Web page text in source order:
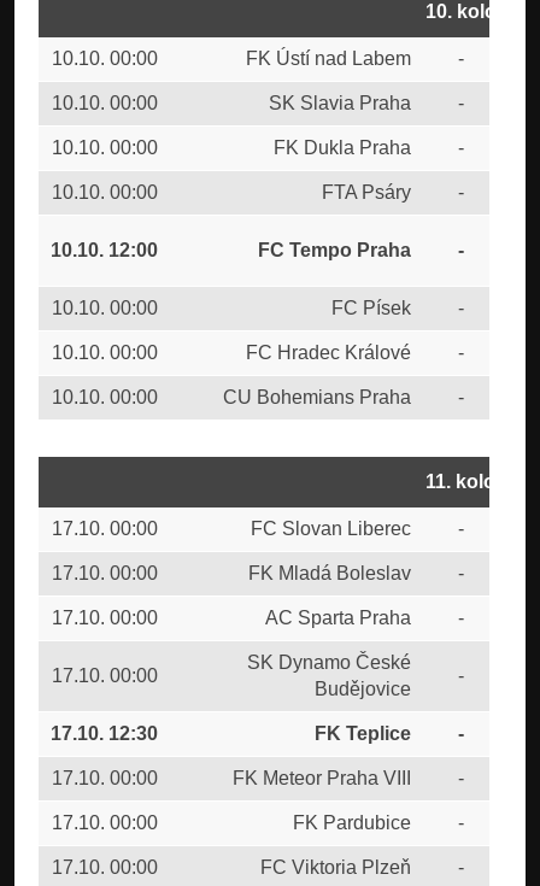
10. kolo
10.10. 00:00 FK Ústí nad Labem -
10.10. 00:00 SK Slavia Praha -
10.10. 00:00 FK Dukla Praha -
10.10. 00:00 FTA Psáry -
10.10. 12:00 FC Tempo Praha -
10.10. 00:00 FC Písek -
10.10. 00:00 FC Hradec Králové -
10.10. 00:00 CU Bohemians Praha -
11. kolo
17.10. 00:00 FC Slovan Liberec -
17.10. 00:00 FK Mladá Boleslav -
17.10. 00:00 AC Sparta Praha -
17.10. 00:00
SK Dynamo České
Budějovice
-
17.10. 12:30 FK Teplice -
17.10. 00:00 FK Meteor Praha VIII -
17.10. 00:00 FK Pardubice -
17.10. 00:00 FC Viktoria Plzeň -